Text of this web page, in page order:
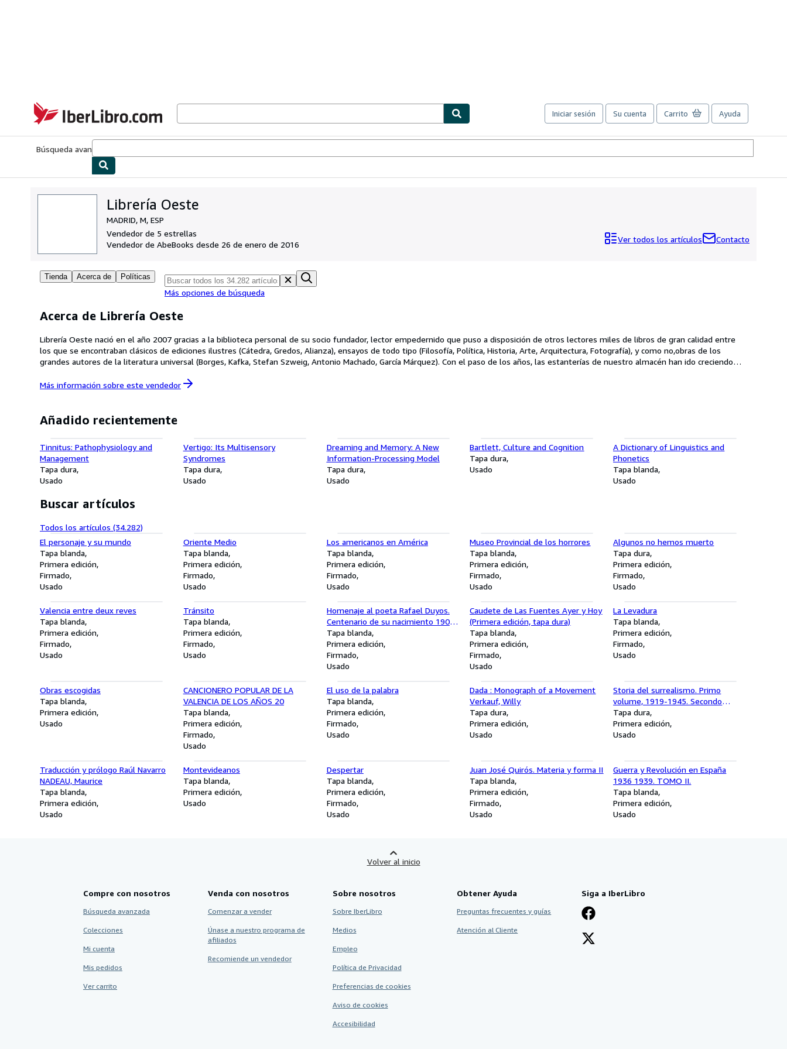
IberLibro.com
Iniciar sesión Su cuenta Carrito Ayuda
Búsqueda avanzada
Librería Oeste
MADRID, M, ESP
Vendedor de 5 estrellas
Vendedor de AbeBooks desde 26 de enero de 2016
Ver todos los artículos Contacto
Tienda Acerca de Políticas
Más opciones de búsqueda
Acerca de Librería Oeste
Librería Oeste nació en el año 2007 gracias a la biblioteca personal de su socio fundador, lector empedernido que puso a disposición de otros lectores miles de libros de gran calidad entre
los que se encontraban clásicos de ediciones ilustres (Cátedra, Gredos, Alianza), ensayos de todo tipo (Filosofía, Política, Historia, Arte, Arquitectura, Fotografía), y como no,obras de los
grandes autores de la literatura universal (Borges, Kafka, Stefan Szweig, Antonio Machado, García Márquez). Con el paso de los años, las estanterías de nuestro almacén han ido creciendo
clientes libros descatalogados, muy especializados, raros, dedicados, primeras ediciones, etc. Actualmente seguimos manteniendo la misma esencia, destacando por un inventario muy
Más información sobre este vendedor
Añadido recientemente
Tinnitus: Pathophysiology and
Management
Tapa dura
Usado
Vertigo: Its Multisensory
Syndromes
Tapa dura
Usado
Dreaming and Memory: A New
Information-Processing Model
Tapa dura
Usado
Bartlett, Culture and Cognition
Tapa dura
Usado
A Dictionary of Linguistics and
Phonetics
Tapa blanda
Usado
Buscar artículos
Todos los artículos (34.282)
El personaje y su mundo
Tapa blanda
Primera edición
Firmado
Usado
Oriente Medio
Tapa blanda
Primera edición
Firmado
Usado
Los americanos en América
Tapa blanda
Primera edición
Firmado
Usado
Museo Provincial de los horrores
Tapa blanda
Primera edición
Firmado
Usado
Algunos no hemos muerto
Tapa dura
Primera edición
Firmado
Usado
Valencia entre deux reves
Tapa blanda
Primera edición
Firmado
Usado
Tránsito
Tapa blanda
Primera edición
Firmado
Usado
Homenaje al poeta Rafael Duyos.
Centenario de su nacimiento 1906-
2006
Tapa blanda
Primera edición
Firmado
Usado
Caudete de Las Fuentes Ayer y Hoy
(Primera edición, tapa dura)
Tapa blanda
Primera edición
Firmado
Usado
La Levadura
Tapa blanda
Primera edición
Firmado
Usado
Obras escogidas
Tapa blanda
Primera edición
Usado
CANCIONERO POPULAR DE LA
VALENCIA DE LOS AÑOS 20
Tapa blanda
Primera edición
Firmado
Usado
El uso de la palabra
Tapa blanda
Primera edición
Firmado
Usado
Dada : Monograph of a Movement
Verkauf, Willy
Tapa dura
Primera edición
Usado
Storia del surrealismo. Primo
volume, 1919-1945. Secondo
volume, 1945-ai nostri giorni.
Traduzione di Livio Maitan e Tristan
Sauvage.
Tapa dura
Primera edición
Usado
Traducción y prólogo Raúl Navarro
NADEAU, Maurice
Tapa blanda
Primera edición
Usado
Montevideanos
Tapa blanda
Primera edición
Usado
Despertar
Tapa blanda
Primera edición
Firmado
Usado
Juan José Quirós. Materia y forma II
Tapa blanda
Primera edición
Firmado
Usado
Guerra y Revolución en España
1936 1939. TOMO II.
Tapa blanda
Primera edición
Usado
Volver al inicio
Compre con nosotros
Búsqueda avanzada
Colecciones
Mi cuenta
Mis pedidos
Ver carrito
Venda con nosotros
Comenzar a vender
Únase a nuestro programa de
afiliados
Recomiende un vendedor
Sobre nosotros
Sobre IberLibro
Medios
Empleo
Política de Privacidad
Preferencias de cookies
Aviso de cookies
Accesibilidad
Obtener Ayuda
Preguntas frecuentes y guías
Atención al Cliente
Siga a IberLibro